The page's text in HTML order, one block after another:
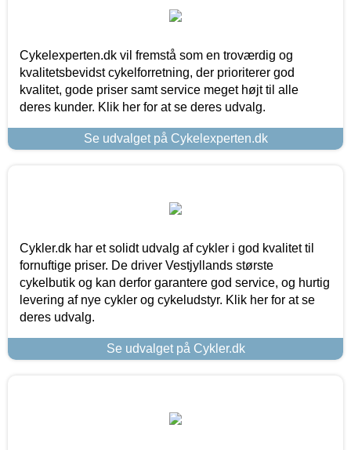
Cykelexperten.dk vil fremstå som en troværdig og
kvalitetsbevidst cykelforretning, der prioriterer god
kvalitet, gode priser samt service meget højt til alle
deres kunder. Klik her for at se deres udvalg.
Se udvalget på Cykelexperten.dk
Cykler.dk har et solidt udvalg af cykler i god kvalitet til
fornuftige priser. De driver Vestjyllands største
cykelbutik og kan derfor garantere god service, og hurtig
levering af nye cykler og cykeludstyr. Klik her for at se
deres udvalg.
Se udvalget på Cykler.dk